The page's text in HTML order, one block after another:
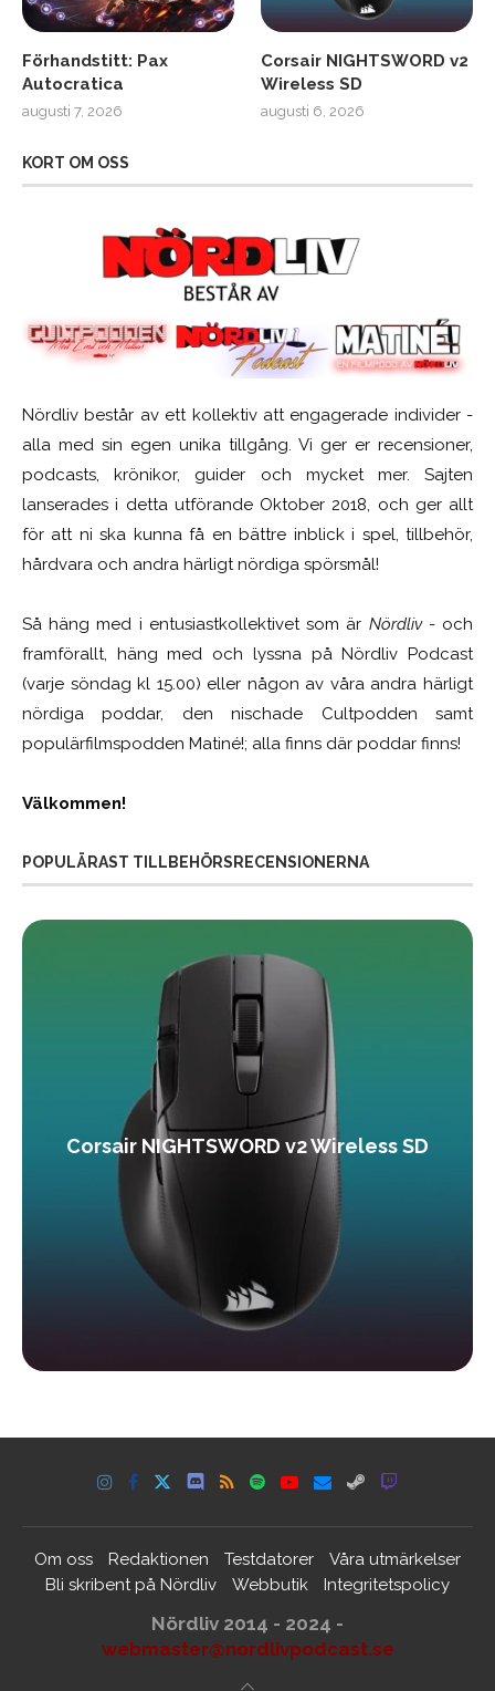
Förhandstitt: Pax
Autocratica
augusti 7, 2026
Corsair NIGHTSWORD v2
Wireless SD
augusti 6, 2026
KORT OM OSS
Nördliv består av ett kollektiv att engagerade individer -
alla med sin egen unika tillgång. Vi ger er recensioner,
podcasts, krönikor, guider och mycket mer. Sajten
lanserades i detta utförande Oktober 2018, och ger allt
för att ni ska kunna få en bättre inblick i spel, tillbehör,
hårdvara och andra härligt nördiga spörsmål!
Så häng med i entusiastkollektivet som är Nördliv- och
framförallt, häng med och lyssna på Nördliv Podcast
(varje söndag kl 15.00) eller någon av våra andra härligt
nördiga poddar, den nischade Cultpodden samt
populärfilmspodden Matiné!; alla finns där poddar finns!
Välkommen!
POPULÄRAST TILLBEHÖRSRECENSIONERNA
Corsair NIGHTSWORD v2 Wireless SD
Om oss Redaktionen Testdatorer
Våra utmärkelser
Bli skribent på Nördliv
Webbutik Integritetspolicy
Nördliv 2014 - 2024 -
webmaster@nordlivpodcast.se